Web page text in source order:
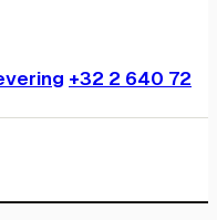
+32 2 640 72